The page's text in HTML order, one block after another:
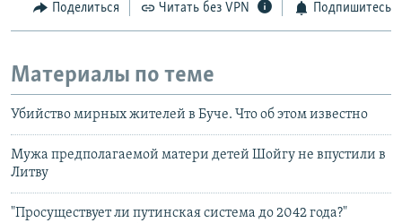
Поделиться Читать без VPN Подпишитесь
Материалы по теме
Убийство мирных жителей в Буче. Что об этом известно
Мужа предполагаемой матери детей Шойгу не впустили в
Литву
"Просуществует ли путинская система до 2042 года?"